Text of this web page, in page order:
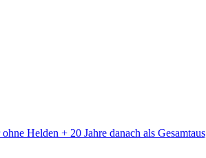
Helden + 20 Jahre danach als